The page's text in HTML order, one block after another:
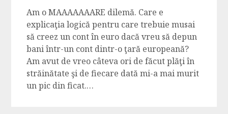
Am o MAAAAAAARE dilemă. Care e
explicaţia logică pentru care trebuie musai
să creez un cont în euro dacă vreu să depun
bani într-un cont dintr-o ţară europeană?
Am avut de vreo câteva ori de făcut plăţi în
străinătate şi de fiecare dată mi-a mai murit
un pic din ficat.…